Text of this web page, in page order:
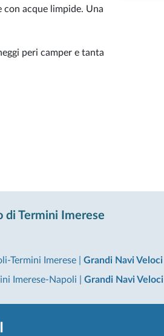
con acque limpide. Una
peri camper e tanta
Termini Imerese
Termini Imerese
Grandi Navi Veloci
Imerese-Napoli Grandi Navi Veloci